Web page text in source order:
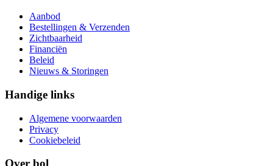
Aanbod
Bestellingen & Verzenden
Zichtbaarheid
Financiën
Beleid
Nieuws & Storingen
Handige links
Algemene voorwaarden
Privacy
Cookiebeleid